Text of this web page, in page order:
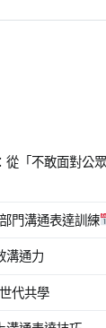
從「不敢面對公
門溝通表達訓練
溝通力
代共學